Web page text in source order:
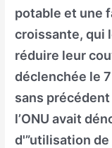
potable et une
croissante, qui
réduire leur
déclenchée le
sans précédent
l’ONU avait
d'”utilisation